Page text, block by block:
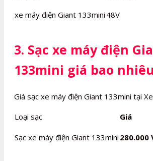
xe máy điện Giant 133mini 48V
3. Sạc xe máy điện
133mini giá bao
Giá sạc xe máy điện Giant 133mini tại
Loại sạc
Giá
Sạc xe máy điện Giant 133mini 280.000